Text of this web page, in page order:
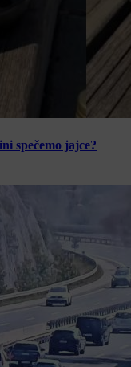
spečemo jajce?